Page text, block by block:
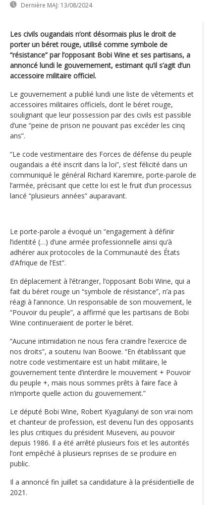
Dernière MAJ: 13/08/2024
Les civils ougandais n’ont désormais plus le droit de
porter un béret rouge, utilisé comme symbole de
“résistance” par l’opposant Bobi Wine et ses partisans, a
annoncé lundi le gouvernement, estimant qu’il s’agit d’un
accessoire militaire officiel.
Le gouvernement a publié lundi une liste de vêtements et
accessoires militaires officiels, dont le béret rouge,
soulignant que leur possession par des civils est passible
d’une “peine de prison ne pouvant pas excéder les cinq
ans”.
“Le code vestimentaire des Forces de défense du peuple
ougandais a été inscrit dans la loi”, s’est félicité dans un
communiqué le général Richard Karemire, porte-parole de
l’armée, précisant que cette loi est le fruit d’un processus
lancé “plusieurs années” auparavant.
Le porte-parole a évoqué un “engagement à définir
l’identité (…) d’une armée professionnelle ainsi qu‘à
adhérer aux protocoles de la Communauté des États
d’Afrique de l’Est”.
En déplacement à l‘étranger, l’opposant Bobi Wine, qui a
fait du béret rouge un “symbole de résistance”, n’a pas
réagi à l’annonce. Un responsable de son mouvement, le
“Pouvoir du peuple”, a affirmé que les partisans de Bobi
Wine continueraient de porter le béret.
“Aucune intimidation ne nous fera craindre l’exercice de
nos droits”, a soutenu Ivan Boowe. “En établissant que
notre code vestimentaire est un habit militaire, le
gouvernement tente d’interdire le mouvement + Pouvoir
du peuple +, mais nous sommes prêts à faire face à
n’importe quelle action du gouvernement.”
Le député Bobi Wine, Robert Kyagulanyi de son vrai nom
et chanteur de profession, est devenu l’un des opposants
les plus critiques du président Museveni, au pouvoir
depuis 1986. Il a été arrêté plusieurs fois et les autorités
l’ont empêché à plusieurs reprises de se produire en
public.
Il a annoncé fin juillet sa candidature à la présidentielle de
2021.